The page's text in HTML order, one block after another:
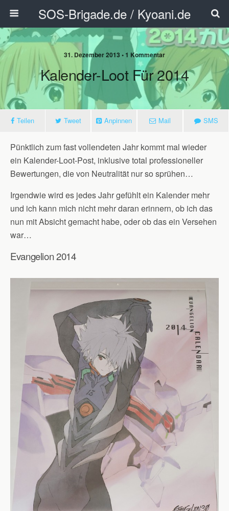
SOS-Brigade.de / Kyoani.de
31. Dezember 2013 • 1 Kommentar
Kalender-Loot Für 2014
Teilen Tweet Anpinnen Mail SMS
Pünktlich zum fast vollendeten Jahr kommt mal wieder
ein Kalender-Loot-Post, inklusive total professioneller
Bewertungen, die von Neutralität nur so sprühen…
Irgendwie wird es jedes Jahr gefühlt ein Kalender mehr
und ich kann mich nicht mehr daran erinnern, ob ich das
nun mit Absicht gemacht habe, oder ob das ein Versehen
war…
Evangelion 2014